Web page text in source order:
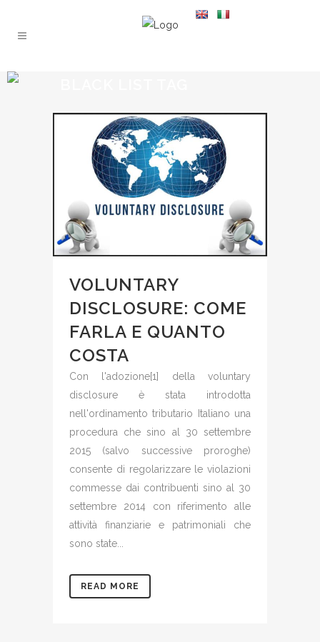
VOLUNTARY
DISCLOSURE: COME
FARLA E QUANTO
COSTA
Con l'adozione[1] della voluntary
disclosure è stata introdotta
nell'ordinamento tributario Italiano una
procedura che sino al 30 settembre
2015 (salvo successive proroghe)
consente di regolarizzare le violazioni
commesse dai contribuenti sino al 30
settembre 2014 con riferimento alle
attività finanziarie e patrimoniali che
sono state...
READ MORE